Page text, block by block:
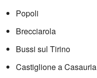
Popoli
Brecciarola
Bussi sul Tirino
Castiglione a Casauria